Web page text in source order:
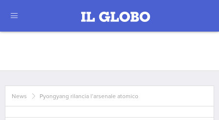
News Pyongyang rilancia l’arsenale atomico